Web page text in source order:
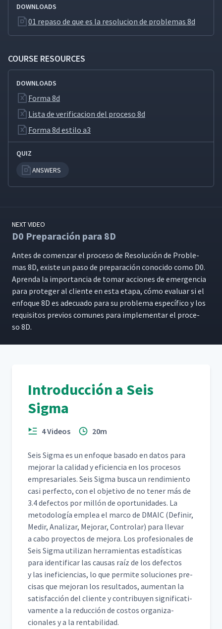
DOWNLOADS
01 repaso de que es la resolucion de problemas 8d
COURSE RESOURCES
DOWNLOADS
Forma 8d
Lista de verificacion del proceso 8d
Forma 8d estilo a3
QUIZ
ANSWERS
NEXT VIDEO
D0 Preparación para 8D
Antes de comen­zar el pro­ce­so de Res­olu­ción de Prob­le­
mas 8D, existe un paso de preparación cono­ci­do como D0.
Apren­da la impor­tan­cia de tomar acciones de emer­gen­cia
para pro­te­ger al cliente en esta eta­pa, cómo eval­u­ar si el
enfoque 8D es ade­cua­do para su prob­le­ma especí­fi­co y los
req­ui­si­tos pre­vios comunes para imple­men­tar el pro­ce­
so 8D.
Introducción a Seis
Sigma
4 Videos 20m
Seis Sig­ma es un enfoque basa­do en datos para
mejo­rar la cal­i­dad y efi­cien­cia en los pro­ce­sos
empre­sar­i­ales. Seis Sig­ma bus­ca un rendimien­to
casi per­fec­to, con el obje­ti­vo de no ten­er más de
3.4 defec­tos por mil­lón de opor­tu­nidades. La
metodología emplea el mar­co de DMA­IC (Definir,
Medir, Analizar, Mejo­rar, Con­tro­lar) para lle­var
a cabo proyec­tos de mejo­ra. Los pro­fe­sion­ales de
Seis Sig­ma uti­lizan her­ramien­tas estadís­ti­cas
para iden­ti­ficar las causas raíz de los defec­tos
y las ine­fi­cien­cias, lo que per­mite solu­ciones pre­
cisas que mejo­ran los resul­ta­dos, aumen­tan la
sat­is­fac­ción del cliente y con­tribuyen sig­ni­fica­ti­
va­mente a la reduc­ción de cos­tos orga­ni­za­
cionales y a la rentabilidad.